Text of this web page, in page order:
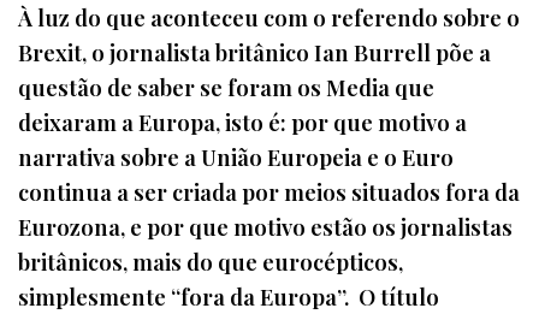
À luz do que aconteceu com o referendo sobre o
Brexit, o jornalista britânico Ian Burrell põe a
questão de saber se foram os Media que
deixaram a Europa, isto é: por que motivo a
narrativa sobre a União Europeia e o Euro
continua a ser criada por meios situados fora da
Eurozona, e por que motivo estão os jornalistas
britânicos, mais do que eurocépticos,
simplesmente “fora da Europa”. O título